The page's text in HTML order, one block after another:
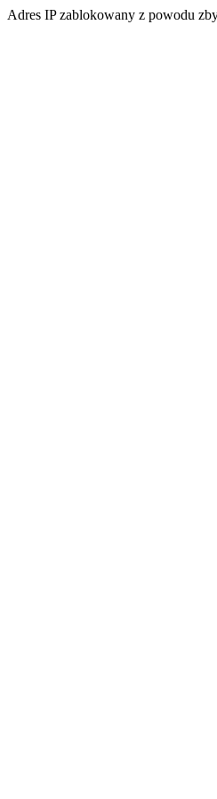
Adres IP zablokowany z powodu